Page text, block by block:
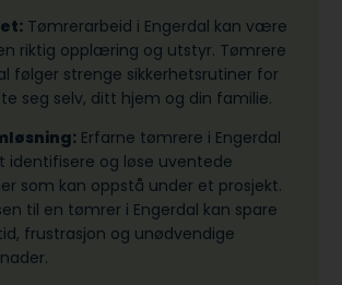
Tømrerarbeid i Engerdal kan være
riktig opplæring og utstyr. Tømrere
følger strenge sikkerhetsrutiner for
seg selv, ditt hjem og din familie.
Erfarne tømrere i Engerdal
identifisere og løse uventede
som kan oppstå under et prosjekt.
til en tømrer i Engerdal kan spare
frustrasjon og unødvendige